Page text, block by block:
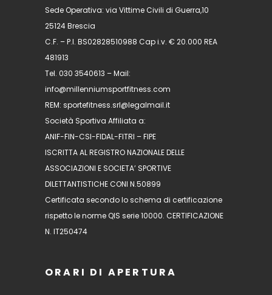
Sede Operativa: via Vittime Civili di Guerra,10
25124 Brescia
C.F. – P.I. BS02828510988 Cap i.v. € 20.000 REA
481913
Tel. 030 3540613 – Mail:
info@millenniumsportfitness.com
REM: sportefitness.srl@legalmail.it
Società Sportiva Affiliata a:
ANIF-FIN-CSI-FIDAL-FITRI – FIPE
ISCRITTA AL REGISTRO NAZIONALE DELLE
ASSOCIAZIONI E SOCIETA’ SPORTIVE
DILETTANTISTICHE CONI N.50899
Certificata secondo lo schema di certificazione
rispetto le norme QIS serie 10000. CERTIFICAZIONE
N. IT250474
ORARI DI APERTURA